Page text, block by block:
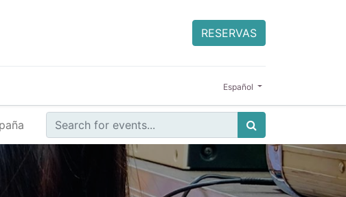
RESERVAS
Español